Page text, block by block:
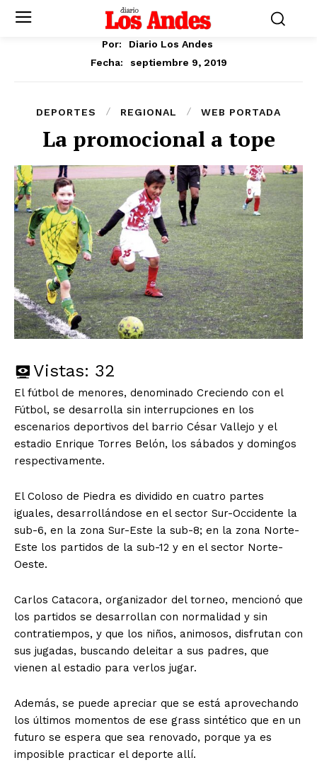
Por:
Diario Los Andes
Fecha:
septiembre 9, 2019
DEPORTES REGIONAL WEB PORTADA
La promocional a tope
Vistas: 32
El fútbol de menores, denominado Creciendo con el
Fútbol, se desarrolla sin interrupciones en los
escenarios deportivos del barrio César Vallejo y el
estadio Enrique Torres Belón, los sábados y domingos
respectivamente.
El Coloso de Piedra es dividido en cuatro partes
iguales, desarrollándose en el sector Sur-Occidente la
sub-6, en la zona Sur-Este la sub-8; en la zona Norte-
Este los partidos de la sub-12 y en el sector Norte-
Oeste.
Carlos Catacora, organizador del torneo, mencionó que
los partidos se desarrollan con normalidad y sin
contratiempos, y que los niños, animosos, disfrutan con
sus jugadas, buscando deleitar a sus padres, que
vienen al estadio para verlos jugar.
Además, se puede apreciar que se está aprovechando
los últimos momentos de ese grass sintético que en un
futuro se espera que sea renovado, porque ya es
imposible practicar el deporte allí.